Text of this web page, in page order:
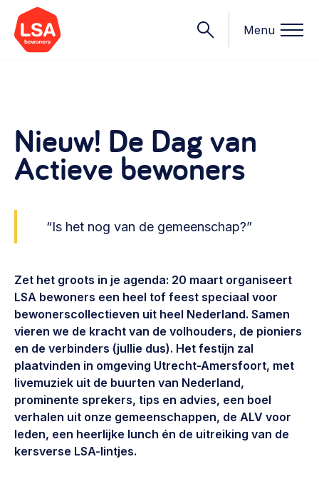
Menu
Onderwerpen
Starten van een initiatief
Financiën
Organisatie en beheer
Bestuur, horeca, evenementen, verhuur en communicatie >
Vrijwilligers en medewerkers
Werving, contracten en vergoedingen, betaalde krachten
>
Eigen gebouw
Huren of kopen, maatschappelijk vastgoed,
ontmoetingsplekken >
Sociaal ondernemen
Wat we doen
Onze leden
Nieuws
Opinie
Bijeenkomsten
Team
Lid worden
Vraag stellen
Nieuw! De Dag van
Actieve bewoners
“Is het nog van de gemeenschap?”
Zet het groots in je agenda: 20 maart organiseert
LSA bewoners een heel tof feest speciaal voor
bewonerscollectieven uit heel Nederland. Samen
vieren we de kracht van de volhouders, de pioniers
en de verbinders (jullie dus). Het festijn zal
plaatvinden in omgeving Utrecht-Amersfoort, met
livemuziek uit de buurten van Nederland,
prominente sprekers, tips en advies, een boel
verhalen uit onze gemeenschappen, de ALV voor
leden, een heerlijke lunch én de uitreiking van de
kersverse LSA-lintjes.